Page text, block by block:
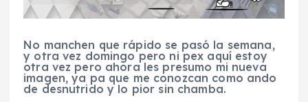
No manchen que rápido se pasó la semana,
y otra vez domingo pero ni pex aquí estoy
otra vez pero ahora les presumo mi nueva
imagen, ya pa que me conozcan como ando
de desnutrido y lo pior sin chamba.